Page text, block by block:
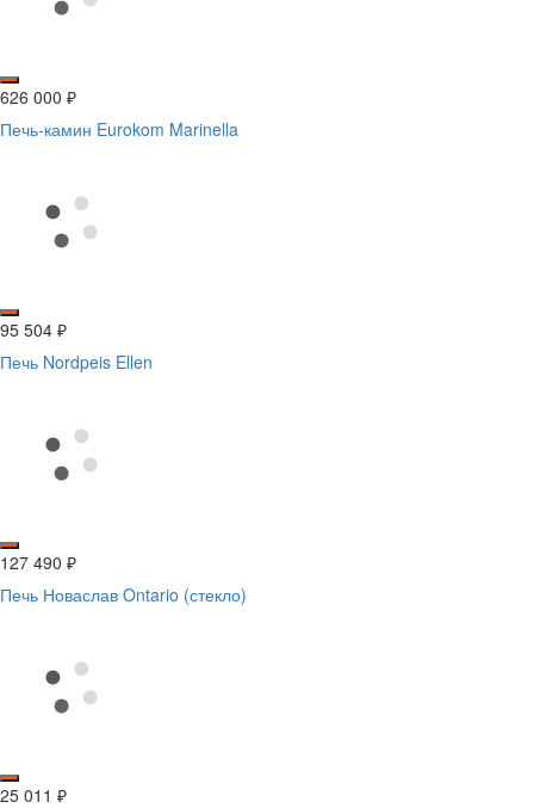
626 000 ₽
Печь-камин Eurokom Marinella
95 504 ₽
Печь Nordpeis Ellen
127 490 ₽
Печь Новаслав Ontario (стекло)
25 011 ₽